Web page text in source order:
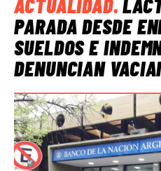
PARADA DESDE
SUELDOS E
DENUNCIAN